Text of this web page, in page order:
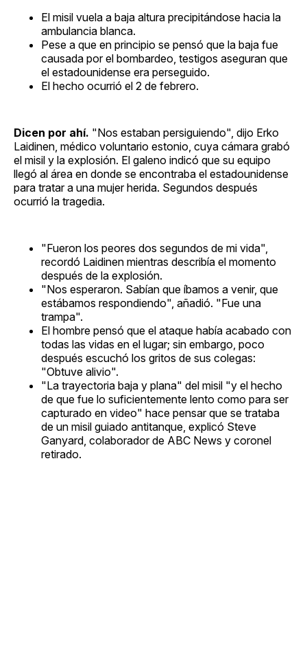
El misil vuela a baja altura precipitándose hacia la
ambulancia blanca.
Pese a que en principio se pensó que la baja fue
causada por el bombardeo, testigos aseguran que
el estadounidense era perseguido.
El hecho ocurrió el 2 de febrero.
Dicen por ahí. "Nos estaban persiguiendo", dijo Erko
Laidinen, médico voluntario estonio, cuya cámara grabó
el misil y la explosión. El galeno indicó que su equipo
llegó al área en donde se encontraba el estadounidense
para tratar a una mujer herida. Segundos después
ocurrió la tragedia.
"Fueron los peores dos segundos de mi vida",
recordó Laidinen mientras describía el momento
después de la explosión.
"Nos esperaron. Sabían que íbamos a venir, que
estábamos respondiendo", añadió. "Fue una
trampa".
El hombre pensó que el ataque había acabado con
todas las vidas en el lugar; sin embargo, poco
después escuchó los gritos de sus colegas:
"Obtuve alivio".
"La trayectoria baja y plana" del misil "y el hecho
de que fue lo suficientemente lento como para ser
capturado en video" hace pensar que se trataba
de un misil guiado antitanque, explicó Steve
Ganyard, colaborador de ABC News y coronel
retirado.